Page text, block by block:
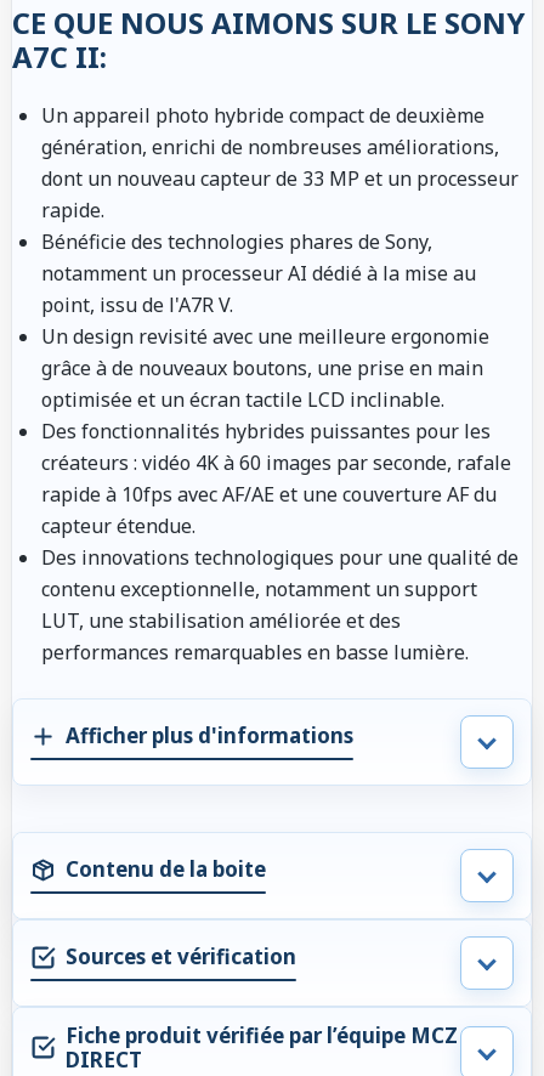
CE QUE NOUS AIMONS SUR LE SONY
A7C II:
Un appareil photo hybride compact de deuxième
génération, enrichi de nombreuses améliorations,
dont un nouveau capteur de 33 MP et un processeur
rapide.
Bénéficie des technologies phares de Sony,
notamment un processeur AI dédié à la mise au
point, issu de l'A7R V.
Un design revisité avec une meilleure ergonomie
grâce à de nouveaux boutons, une prise en main
optimisée et un écran tactile LCD inclinable.
Des fonctionnalités hybrides puissantes pour les
créateurs : vidéo 4K à 60 images par seconde, rafale
rapide à 10fps avec AF/AE et une couverture AF du
capteur étendue.
Des innovations technologiques pour une qualité de
contenu exceptionnelle, notamment un support
LUT, une stabilisation améliorée et des
performances remarquables en basse lumière.
Afficher plus d'informations
Contenu de la boite
Sources et vérification
Fiche produit vérifiée par l’équipe MCZ
DIRECT